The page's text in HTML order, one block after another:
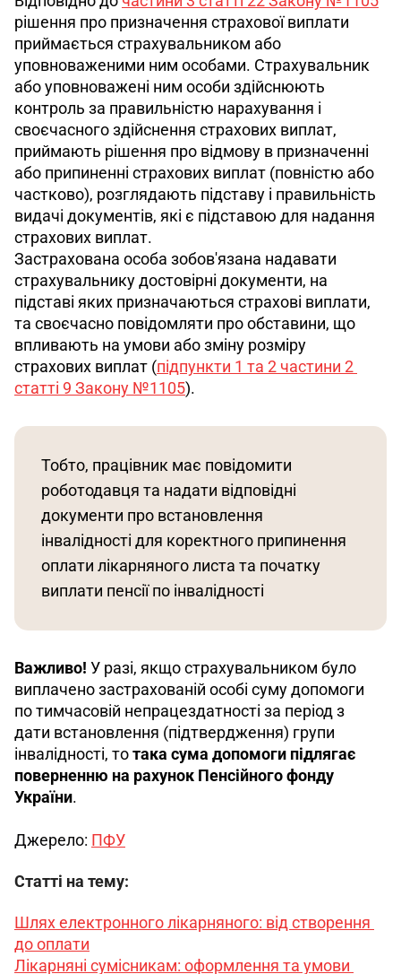
рішення про призначення страхової виплати
приймається страхувальником або
уповноваженими ним особами. Страхувальник
або уповноважені ним особи здійснюють
контроль за правильністю нарахування і
своєчасного здійснення страхових виплат,
приймають рішення про відмову в призначенні
або припиненні страхових виплат (повністю або
частково), розглядають підставу і правильність
видачі документів, які є підставою для надання
страхових виплат.
Застрахована особа зобов'язана надавати
страхувальнику достовірні документи, на
підставі яких призначаються страхові виплати,
та своєчасно повідомляти про обставини, що
впливають на умови або зміну розміру
страхових виплат (підпункти 1 та 2 частини 2
статті 9 Закону №1105).
Тобто, працівник має повідомити
роботодавця та надати відповідні
документи про встановлення
інвалідності для коректного припинення
оплати лікарняного листа та початку
виплати пенсії по інвалідності
Важливо! У разі, якщо страхувальником було
виплачено застрахованій особі суму допомоги
по тимчасовій непрацездатності за період з
дати встановлення (підтвердження) групи
інвалідності, то така сума допомоги підлягає
поверненню на рахунок Пенсійного фонду
України.
Джерело: ПФУ
Статті на тему:
Шлях електронного лікарняного: від створення
до оплати
Лікарняні сумісникам: оформлення та умови